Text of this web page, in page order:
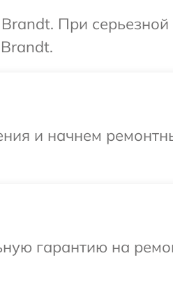
При серьезной
и начнем
гарантию на